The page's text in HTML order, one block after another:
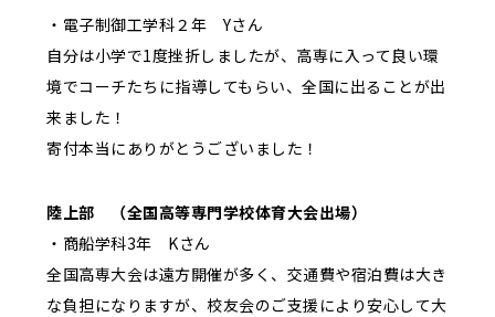
・電子制御工学科２年 Yさん
自分は小学で1度挫折しましたが、高専に入って良い環
境でコーチたちに指導してもらい、全国に出ることが出
来ました！
寄付本当にありがとうございました！
陸上部 （全国高等専門学校体育大会出場）
・商船学科3年 Kさん
全国高専大会は遠方開催が多く、交通費や宿泊費は大き
な負担になりますが、校友会のご支援により安心して大